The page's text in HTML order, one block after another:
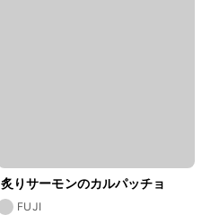
炙りサーモンのカルパッチョ
FUJI